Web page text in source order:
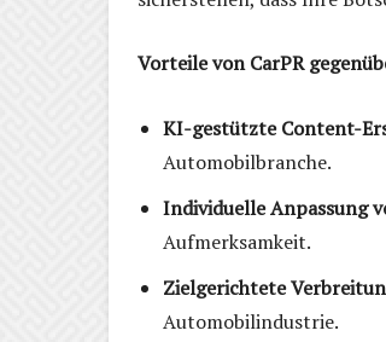
Vorteile von CarPR
KI-gestützte Content-
Automobilbranche.
Individuelle Anpassung
Aufmerksamkeit.
Zielgerichtete
Automobilindustrie.